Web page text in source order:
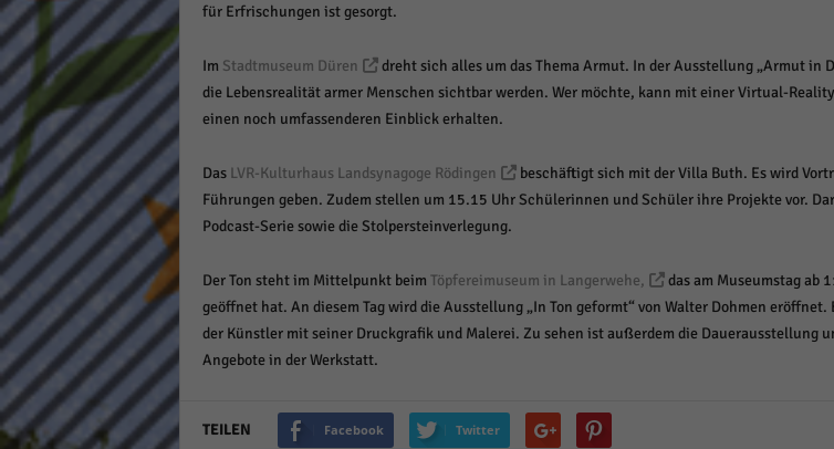
für Erfrischungen ist gesorgt.
Im Stadtmuseum Düren
dreht sich alles um das Thema Armut. In der Ausstellung „Armut in
die Lebensrealität armer Menschen sichtbar werden. Wer möchte, kann mit einer Virtual-
einen noch umfassenderen Einblick erhalten.
Das LVR-Kulturhaus Landsynagoge Rödingen
beschäftigt sich mit der Villa Buth. Es wird
Führungen geben. Zudem stellen um 15.15 Uhr Schülerinnen und Schüler ihre Projekte vor.
Podcast-Serie sowie die Stolpersteinverlegung.
Der Ton steht im Mittelpunkt beim Töpfereimuseum in Langerwehe,
das am Museumstag ab
geöffnet hat. An diesem Tag wird die Ausstellung „In Ton geformt“ von Walter Dohmen eröffnet.
der Künstler mit seiner Druckgrafik und Malerei. Zu sehen ist außerdem die Dauerausstellung
Angebote in der Werkstatt.
TEILEN Facebook Twitter